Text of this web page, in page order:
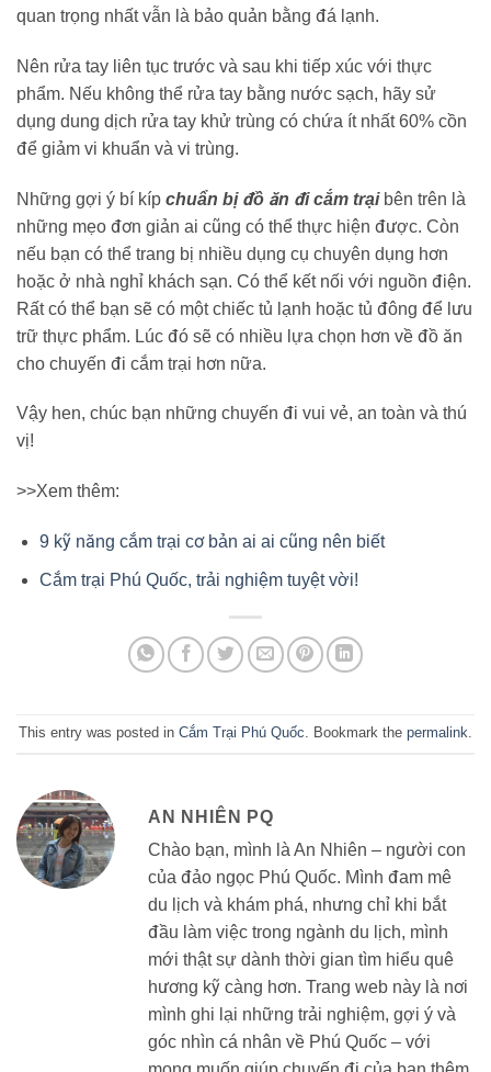
quan trọng nhất vẫn là bảo quản bằng đá lạnh.
Nên rửa tay liên tục trước và sau khi tiếp xúc với thực
phẩm. Nếu không thể rửa tay bằng nước sạch, hãy sử
dụng dung dịch rửa tay khử trùng có chứa ít nhất 60% cồn
để giảm vi khuẩn và vi trùng.
Những gợi ý bí kíp chuẩn bị đồ ăn đi cắm trạibên trên là
những mẹo đơn giản ai cũng có thể thực hiện được. Còn
nếu bạn có thể trang bị nhiều dụng cụ chuyên dụng hơn
hoặc ở nhà nghỉ khách sạn. Có thể kết nối với nguồn điện.
Rất có thể bạn sẽ có một chiếc tủ lạnh hoặc tủ đông để lưu
trữ thực phẩm. Lúc đó sẽ có nhiều lựa chọn hơn về đồ ăn
cho chuyến đi cắm trại hơn nữa.
Vậy hen, chúc bạn những chuyến đi vui vẻ, an toàn và thú
vị!
>>Xem thêm:
9 kỹ năng cắm trại cơ bản ai ai cũng nên biết
Cắm trại Phú Quốc, trải nghiệm tuyệt vời!
This entry was posted in Cắm Trại Phú Quốc. Bookmark the permalink.
AN NHIÊN PQ
Chào bạn, mình là An Nhiên – người con
của đảo ngọc Phú Quốc. Mình đam mê
du lịch và khám phá, nhưng chỉ khi bắt
đầu làm việc trong ngành du lịch, mình
mới thật sự dành thời gian tìm hiểu quê
hương kỹ càng hơn. Trang web này là nơi
mình ghi lại những trải nghiệm, gợi ý và
góc nhìn cá nhân về Phú Quốc – với